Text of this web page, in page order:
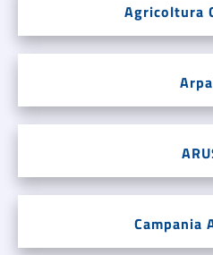
Agricoltura
Campania